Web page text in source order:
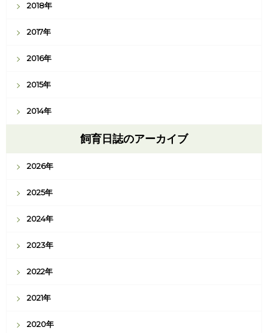
2018年
2017年
2016年
2015年
2014年
飼育日誌のアーカイブ
2026年
2025年
2024年
2023年
2022年
2021年
2020年